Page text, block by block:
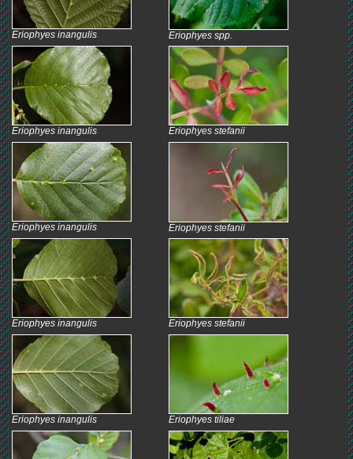
Eriophyes inangulis
Eriophyes inangulis
Eriophyes inangulis
Eriophyes inangulis
Eriophyes inangulis
Eriophyes spp.
Eriophyes stefanii
Eriophyes stefanii
Eriophyes stefanii
Eriophyes tiliae